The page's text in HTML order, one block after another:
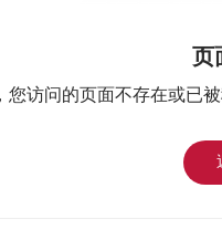
页
您访问的页面不存在或已